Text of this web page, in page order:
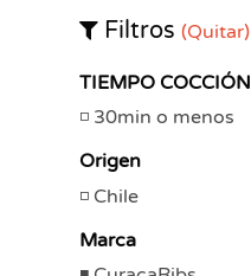
Filtros (Quitar)
TIEMPO COCCIÓN
30min o menos
Origen
Chile
Marca